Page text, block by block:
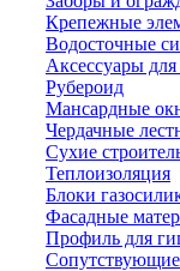
Крепежные
Водосточные
Аксессуары
Рубероид
Мансардные
Чердачные
Сухие
Теплоизоляция
Блоки
Фасадные
Профиль для